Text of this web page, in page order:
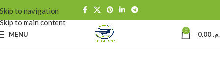
Skip to navigation
Skip to main content
MENU 0